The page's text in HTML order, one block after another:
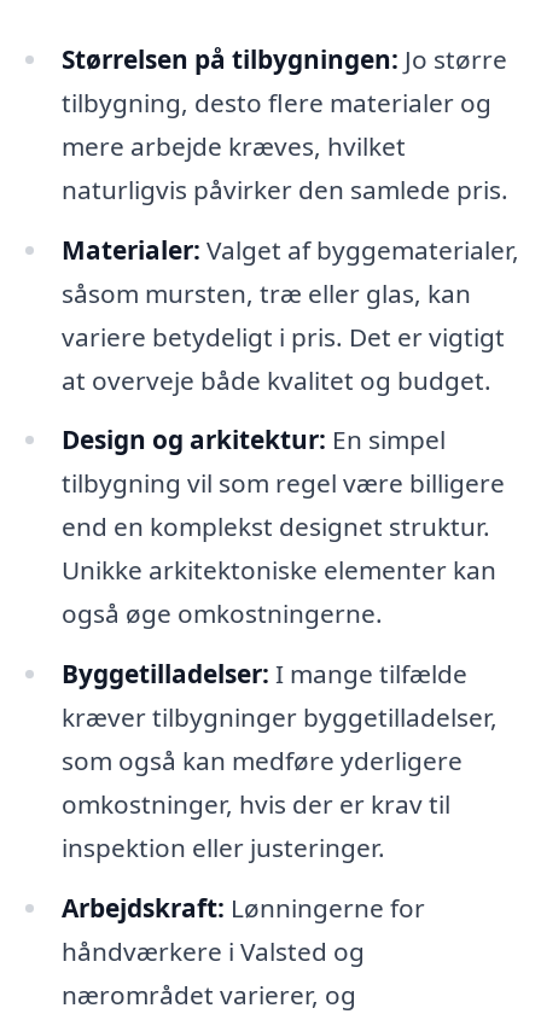
Størrelsen på tilbygningen: Jo større
tilbygning, desto flere materialer og
mere arbejde kræves, hvilket
naturligvis påvirker den samlede pris.
Materialer: Valget af byggematerialer,
såsom mursten, træ eller glas, kan
variere betydeligt i pris. Det er vigtigt
at overveje både kvalitet og budget.
Design og arkitektur: En simpel
tilbygning vil som regel være billigere
end en komplekst designet struktur.
Unikke arkitektoniske elementer kan
også øge omkostningerne.
Byggetilladelser: I mange tilfælde
kræver tilbygninger byggetilladelser,
som også kan medføre yderligere
omkostninger, hvis der er krav til
inspektion eller justeringer.
Arbejdskraft: Lønningerne for
håndværkere i Valsted og
nærområdet varierer, og